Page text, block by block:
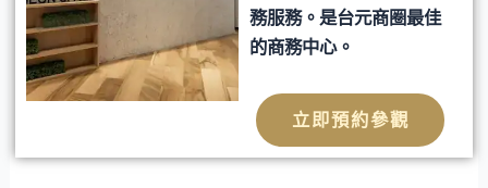
務服務。是台元商圈最佳
的商務中心。
立即預約參觀